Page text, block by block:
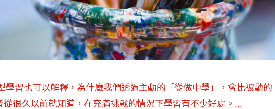
學習也可以解釋，為什麼我們透過主動的「從做中學」，會比被動的
很久以前就知道，在充滿挑戰的情況下學習有不少好處。...